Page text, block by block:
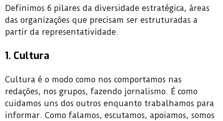
Definimos 6 pilares da diversidade estratégica, áreas
das organizações que precisam ser estruturadas a
partir da representatividade.
1. Cultura
Cultura é o modo como nos comportamos nas
redações, nos grupos, fazendo jornalismo. É como
cuidamos uns dos outros enquanto trabalhamos para
informar. Como falamos, escutamos, apoiamos, somos